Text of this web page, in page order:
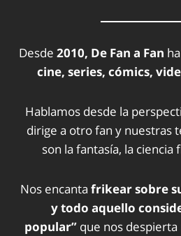
Desde 2010, De Fan a Fan
cine, series, cómics,
Hablamos desde la
dirige a otro fan y nuestras
son la fantasía, la
Nos encanta frikear sobre
y todo aquello
popular” que nos despierta